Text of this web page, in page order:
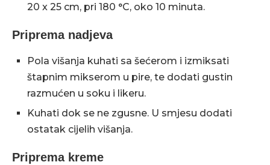
20 x 25 cm, pri 180 °C, oko 10 minuta.
Priprema nadjeva
Pola višanja kuhati sa šećerom i izmiksati
štapnim mikserom u pire, te dodati gustin
razmućen u soku i likeru.
Kuhati dok se ne zgusne. U smjesu dodati
ostatak cijelih višanja.
Priprema kreme